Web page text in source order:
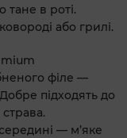
тане в роті.
або грилі.
філе —
підходять до
— м’яке